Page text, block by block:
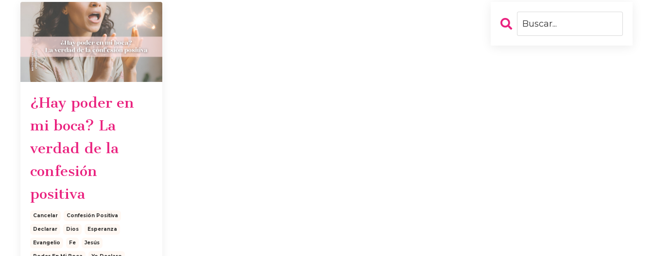
¿Hay poder en
mi boca? La
verdad de la
confesión
positiva
Cancelar Confesión Positiva
Declarar Dios Esperanza
Evangelio Fe Jesús